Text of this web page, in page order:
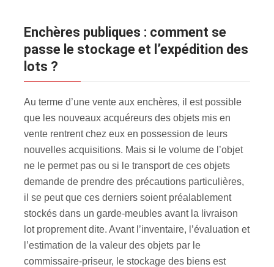
Enchères publiques : comment se
passe le stockage et l’expédition des
lots ?
Au terme d’une vente aux enchères, il est possible
que les nouveaux acquéreurs des objets mis en
vente rentrent chez eux en possession de leurs
nouvelles acquisitions. Mais si le volume de l’objet
ne le permet pas ou si le transport de ces objets
demande de prendre des précautions particulières,
il se peut que ces derniers soient préalablement
stockés dans un garde-meubles avant la livraison
lot proprement dite. Avant l’inventaire, l’évaluation et
l’estimation de la valeur des objets par le
commissaire-priseur, le stockage des biens est